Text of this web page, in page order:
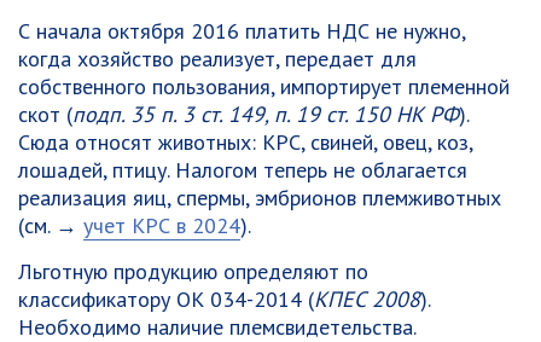
С начала октября 2016 платить НДС не нужно,
когда хозяйство реализует, передает для
собственного пользования, импортирует племенной
скот (подп. 35 п. 3 ст. 149, п. 19 ст. 150 НК РФ).
Сюда относят животных: КРС, свиней, овец, коз,
лошадей, птицу. Налогом теперь не облагается
реализация яиц, спермы, эмбрионов племживотных
(см. → учет КРС в 2024).
Льготную продукцию определяют по
классификатору ОК 034-2014 (КПЕС 2008).
Необходимо наличие племсвидетельства.